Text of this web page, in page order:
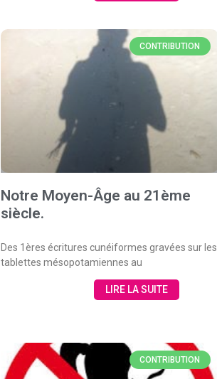
CONTRIBUTION
Notre Moyen-Âge au 21ème
siècle.
Des 1ères écritures cunéiformes gravées sur les
tablettes mésopotamiennes au
LIRE LA SUITE
CONTRIBUTION